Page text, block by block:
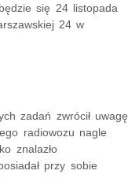
się 24 listopada
24 w
zadań zwrócił uwagę
radiowozu nagle
znalazło
przy sobie